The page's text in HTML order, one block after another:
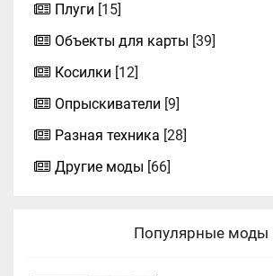
Плуги [15]
Объекты для карты [39]
Косилки [12]
Опрыскиватели [9]
Разная техника [28]
Другие моды [66]
Популярные моды